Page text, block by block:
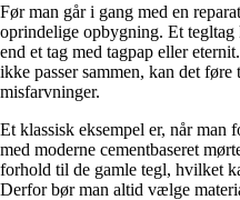
Før man går i gang med en
oprindelige opbygning. Et
end et tag med tagpap eller
ikke passer sammen, kan det
misfarvninger.
Et klassisk eksempel er, når man
med moderne cementbaseret
forhold til de gamle tegl, hvilket
Derfor bør man altid vælge